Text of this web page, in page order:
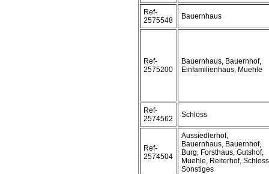
Ref-
2575548
Bauernhaus
Ref-
2575200
Bauernhaus, Bauernhof,
Einfamilienhaus, Muehle
Ref-
2574562
Schloss
Ref-
2574504
Aussiedlerhof,
Bauernhaus, Bauernhof,
Burg, Forsthaus, Gutshof,
Muehle, Reiterhof,
Sonstiges